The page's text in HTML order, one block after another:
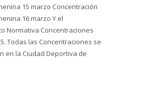
15 marzo Concentración
16 marzo Y el
Normativa Concentraciones
Todas las Concentraciones se
en la Ciudad Deportiva de